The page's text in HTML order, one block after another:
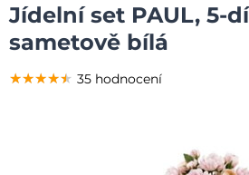
Jídelní set PAUL, 5-
sametově bílá
★★★★★
★★★★★
★★★★★ 35 hodnocení